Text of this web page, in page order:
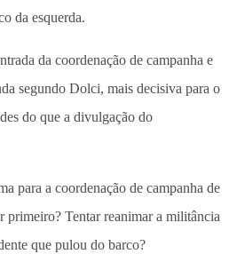
da esquerda.
da coordenação de campanha e
segundo Dolci, mais decisiva para o
do que a divulgação do
para a coordenação de campanha de
primeiro? Tentar reanimar a militância
que pulou do barco?